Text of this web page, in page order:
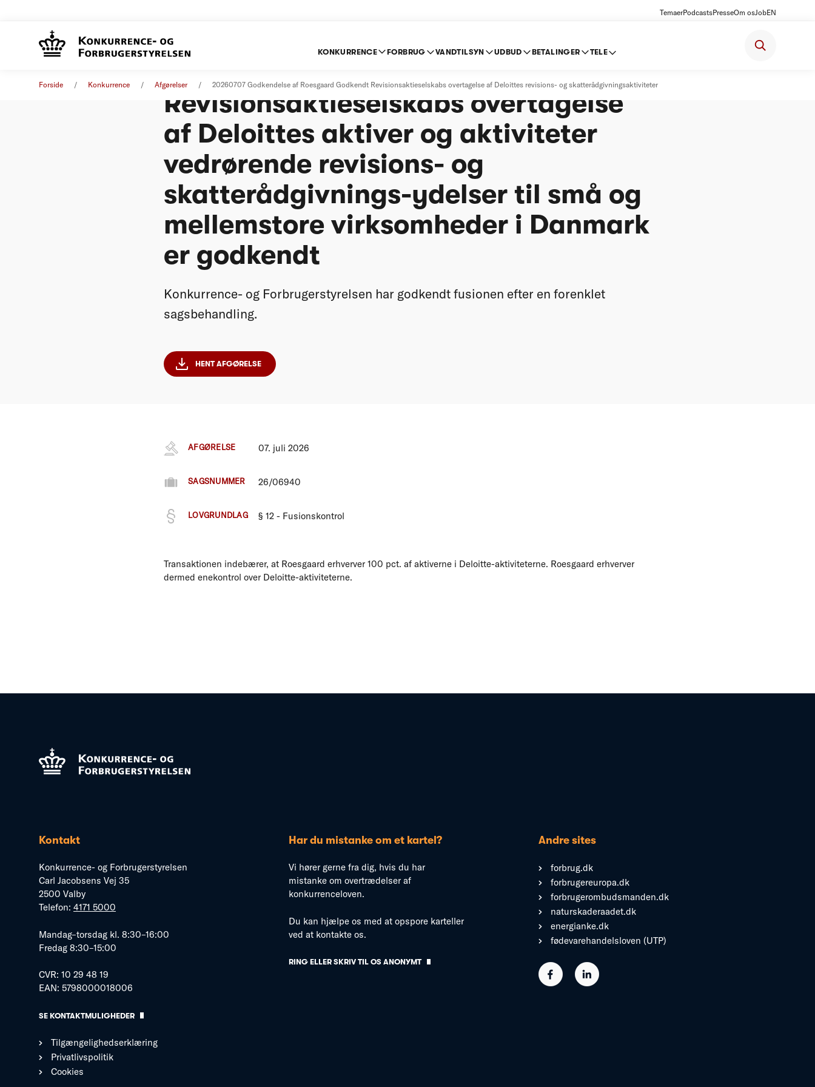
TemaerPodcastsPresseOm osJobEN
KONKURRENCE FORBRUG VANDTILSYN UDBUD BETALINGER TELE
Forside Konkurrence Afgørelser 20260707 Godkendelse af Roesgaard Godkendt Revisionsaktieselskabs overtagelse af Deloittes revisions- og skatterådgivningsaktiviteter
Revisionsaktieselskabs overtagelse
af Deloittes aktiver og aktiviteter
vedrørende revisions- og
skatterådgivnings-ydelser til små og
mellemstore virksomheder i Danmark
er godkendt
Konkurrence- og Forbrugerstyrelsen har godkendt fusionen efter en forenklet
sagsbehandling.
HENT AFGØRELSE
AFGØRELSE 07. juli 2026
SAGSNUMMER 26/06940
LOVGRUNDLAG § 12 - Fusionskontrol
Transaktionen indebærer, at Roesgaard erhverver 100 pct. af aktiverne i Deloitte-aktiviteterne. Roesgaard erhverver
dermed enekontrol over Deloitte-aktiviteterne.
Kontakt
Konkurrence- og Forbrugerstyrelsen
Carl Jacobsens Vej 35
2500 Valby
Telefon: 4171 5000
Mandag–torsdag kl. 8:30–16:00
Fredag 8:30–15:00
CVR: 10 29 48 19
EAN: 5798000018006
SE KONTAKTMULIGHEDER
Tilgængelighedserklæring
Privatlivspolitik
Cookies
Har du mistanke om et kartel?
Vi hører gerne fra dig, hvis du har
mistanke om overtrædelser af
konkurrenceloven.
Du kan hjælpe os med at opspore karteller
ved at kontakte os.
RING ELLER SKRIV TIL OS ANONYMT
Andre sites
forbrug.dk
forbrugereuropa.dk
forbrugerombudsmanden.dk
naturskaderaadet.dk
energianke.dk
fødevarehandelsloven (UTP)